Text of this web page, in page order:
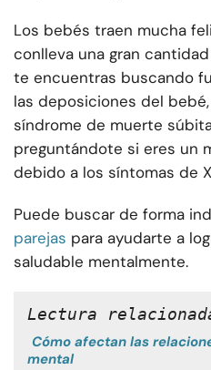
Los bebés traen mucha
conlleva una gran
te encuentras buscando
las deposiciones del
síndrome de muerte
preguntándote si eres un
debido a los síntomas de
Puede buscar de forma
parejas para ayudarte a
saludable mentalmente.
Lectura
Cómo afectan las
mental